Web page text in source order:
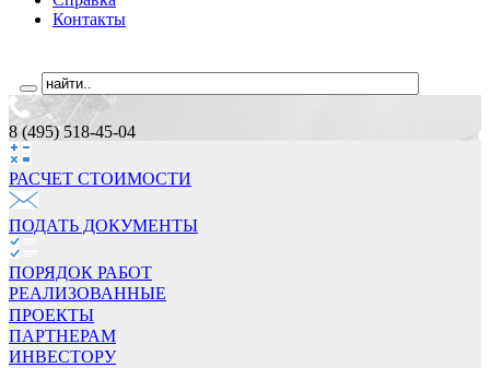
Контакты
8 (495) 518-45-04
РАСЧЕТ СТОИМОCТИ
ПОДАТЬ ДОКУМЕНТЫ
ПОРЯДОК РАБОТ
РЕАЛИЗОВАННЫЕ
ПРОЕКТЫ
ПАРТНЕРАМ
ИНВЕСТОРУ